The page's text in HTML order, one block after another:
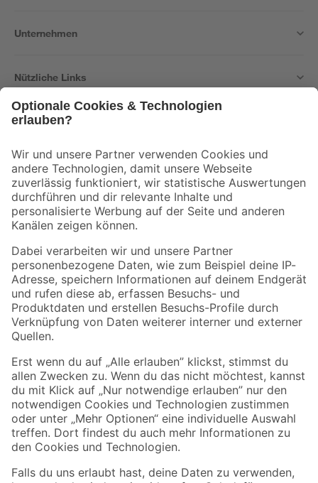
Unternehmen
Nützliche Links
Der toom Newsletter: Keine Angebote und Aktionen mehr verpassen!
Zur Newsletter Anmeldung
Folge uns
Zahlungsarten Versandarten
Sicher einkaufen
Jetzt die toom-App herunterladen